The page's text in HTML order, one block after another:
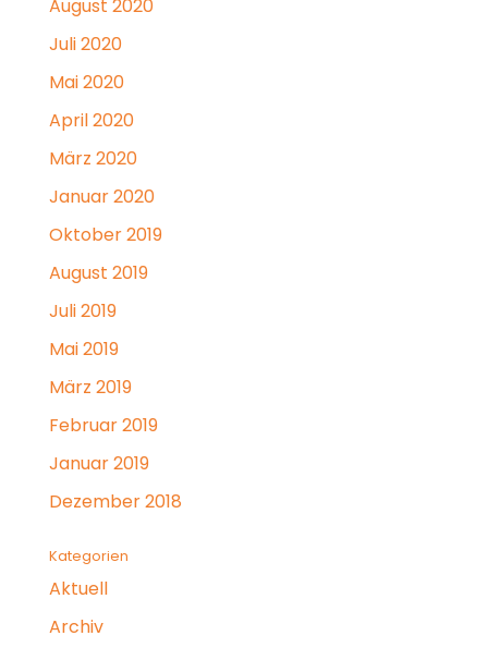
August 2020
Juli 2020
Mai 2020
April 2020
März 2020
Januar 2020
Oktober 2019
August 2019
Juli 2019
Mai 2019
März 2019
Februar 2019
Januar 2019
Dezember 2018
Kategorien
Aktuell
Archiv